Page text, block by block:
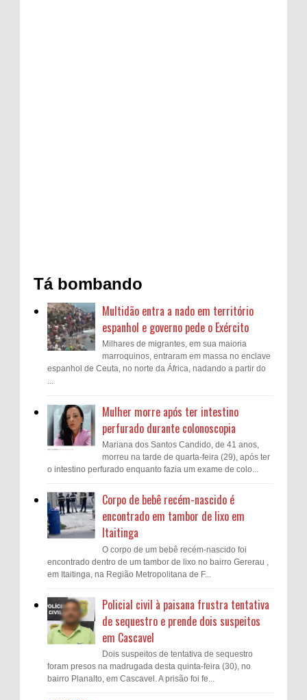
Tá bombando
Multidão entra a nado em território
espanhol e governo pede o Exército
Milhares de migrantes, em sua maioria
marroquinos, entraram em massa no enclave
espanhol de Ceuta, no norte da África, nadando a partir do
...
Mulher morre após ter intestino
perfurado durante colonoscopia
Mariana dos Santos Candido, de 41 anos,
morreu na tarde de quarta-feira (29), após ter
o intestino perfurado enquanto fazia um exame de colo...
Corpo de bebê recém-nascido é
encontrado em tambor de lixo em
Itaitinga
O corpo de um bebê recém-nascido foi
encontrado dentro de um tambor de lixo no bairro Gererau ,
em Itaitinga, na Região Metropolitana de F...
Policial civil à paisana frustra tentativa
de sequestro e prende dois suspeitos
em Cascavel
Dois suspeitos de tentativa de sequestro
foram presos na madrugada desta quinta-feira (30), no
bairro Planalto, em Cascavel. A prisão foi fe...